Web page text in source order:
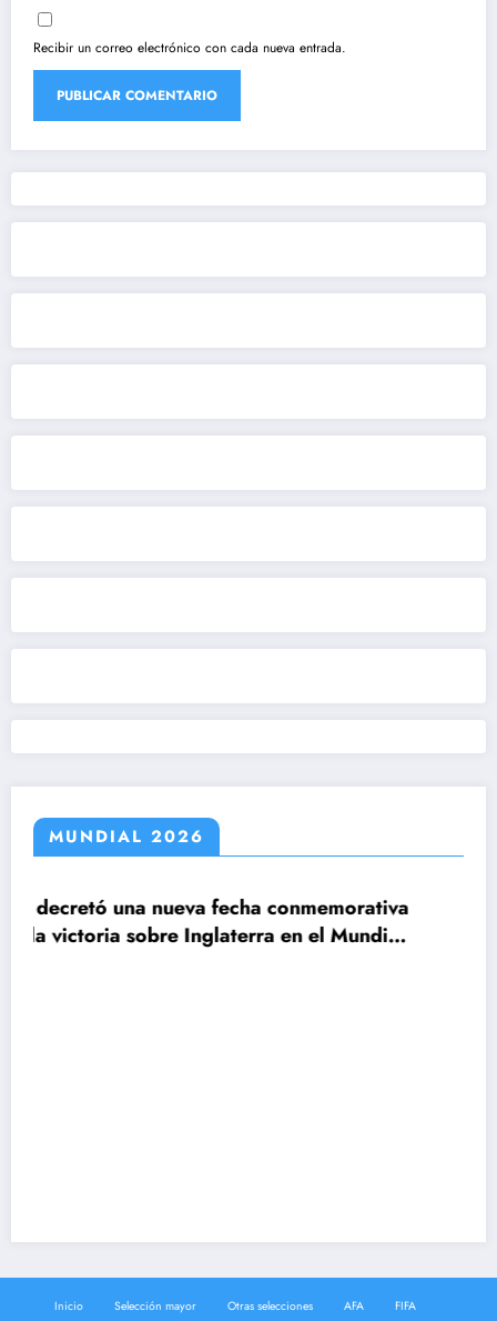
Recibir un correo electrónico con cada nueva entrada.
MUNDIAL 2026
fecha conmemorativa
en el Mundial
Inicio Selección mayor Otras selecciones AFA
FIFA